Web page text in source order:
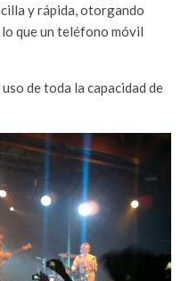
y rápida, otorgando
que un teléfono móvil
de toda la capacidad de